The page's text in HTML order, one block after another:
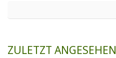
ZULETZT ANGESEHEN